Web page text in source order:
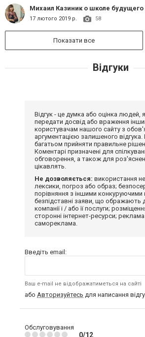
Михаил Казиник о школе будущего
17 лютого 2019 р. 58
Показати все
Відгуки
Відгук - це думка або оцінка людей,
передати досвід або враження
користувачам нашого сайту з
аргументацією залишеного
багатьом прийняти правильне
Коментарі призначені для
обговорення, а також для
цікавлять.
Не дозволяється: використання
лексики, погроз або образ;
порівняння з іншими конкуруючими
безпідставні заяви, що ображають
компанії і / або її послуги;
сторонні інтернет-ресурси;
самореклама.
Введіть email:
Ваш e-mail не відображатиметься на сайті
або Авторизуйтесь для написання
Обслуговування
0/12